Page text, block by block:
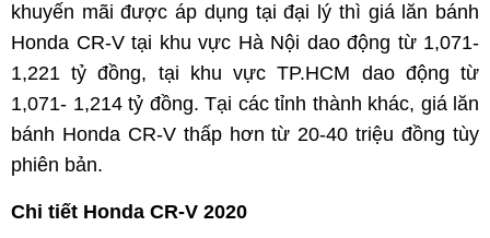
khuyến mãi được áp dụng tại đại lý thì giá lăn bánh
Honda CR-V tại khu vực Hà Nội dao động từ 1,071-
1,221 tỷ đồng, tại khu vực TP.HCM dao động từ
1,071- 1,214 tỷ đồng. Tại các tỉnh thành khác, giá lăn
bánh Honda CR-V thấp hơn từ 20-40 triệu đồng tùy
phiên bản.
Chi tiết Honda CR-V 2020